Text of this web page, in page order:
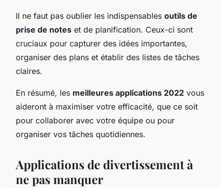
Il ne faut pas oublier les indispensables outils de
prise de notes et de planification. Ceux-ci sont
cruciaux pour capturer des idées importantes,
organiser des plans et établir des listes de tâches
claires.
En résumé, les meilleures applications 2022 vous
aideront à maximiser votre efficacité, que ce soit
pour collaborer avec votre équipe ou pour
organiser vos tâches quotidiennes.
Applications de divertissement à
ne pas manquer